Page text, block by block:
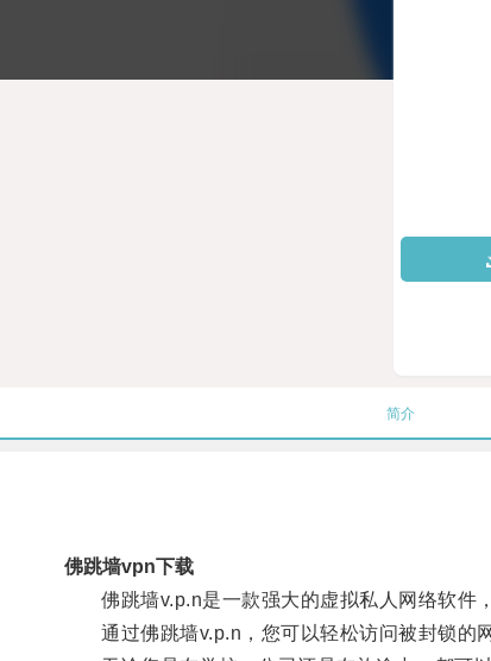
简介
佛跳墙vpn下载
佛跳墙v.p.n是一款强大的虚拟私人网络软件，
通过佛跳墙v.p.n，您可以轻松访问被封锁的网